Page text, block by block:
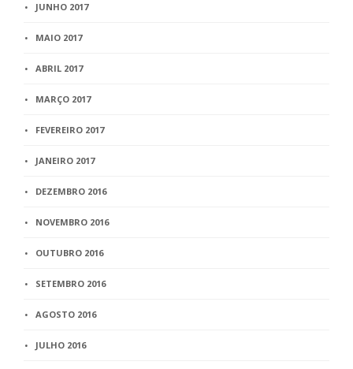
JUNHO 2017
MAIO 2017
ABRIL 2017
MARÇO 2017
FEVEREIRO 2017
JANEIRO 2017
DEZEMBRO 2016
NOVEMBRO 2016
OUTUBRO 2016
SETEMBRO 2016
AGOSTO 2016
JULHO 2016